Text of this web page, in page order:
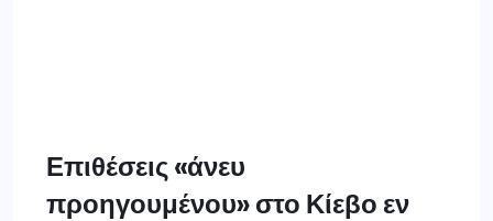
Επιθέσεις «άνευ
προηγουμένου» στο Κίεβο εν